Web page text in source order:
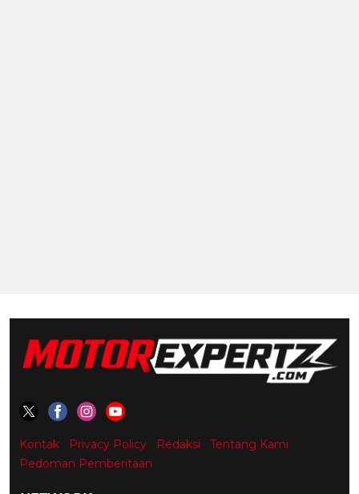
Kontak Privacy Policy Redaksi
Tentang Kami
Pedoman Pemberitaan